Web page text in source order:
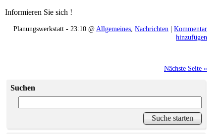
Informieren Sie sich !
Planungswerkstatt - 23:10 @ Allgemeines Nachrichten | Kommentar
hinzufügen
Nächste Seite »
Suchen